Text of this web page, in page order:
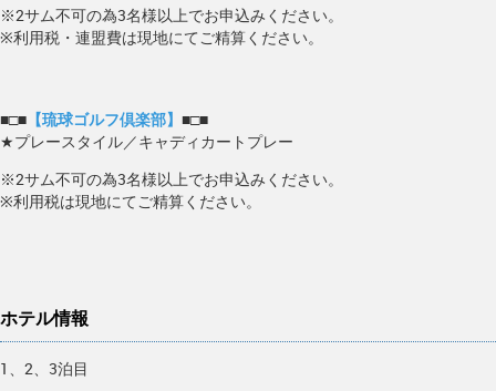
※2サム不可の為3名様以上でお申込みください。
※利用税・連盟費は現地にてご精算ください。
■□■ 【琉球ゴルフ倶楽部】 ■□■
★プレースタイル／キャディカートプレー
※2サム不可の為3名様以上でお申込みください。
※利用税は現地にてご精算ください。
ホテル情報
1、2、3泊目